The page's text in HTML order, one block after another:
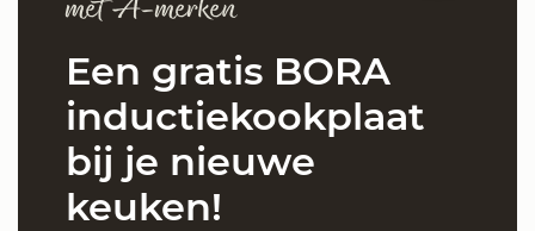
met A-merken
Een gratis BORA
inductiekookplaat
bij je nieuwe
keuken!